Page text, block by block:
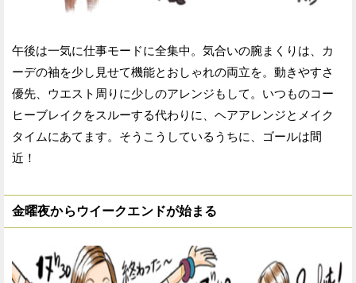
午後は一気に仕事モードに全集中。気合いの腕まくりは、カ
ーデの袖を少し見せて機能とおしゃれの両立を。動きやすさ
優先、ウエスト周りに少しのアレンジもして。いつものコー
ヒーブレイクをスルーする代わりに、ヘアアレンジとメイク
タイムにあてます。そうこうしているうちに、ゴールは間
近！
金曜夜からウイークエンドが始まる